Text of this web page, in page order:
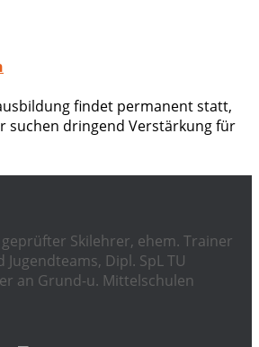
findet permanent statt,
suchen dringend Verstärkung für
Skilehrer, ehem. Trainer
Jugendteams, Dipl. SpL TU
an Grund-u. Mittelschulen